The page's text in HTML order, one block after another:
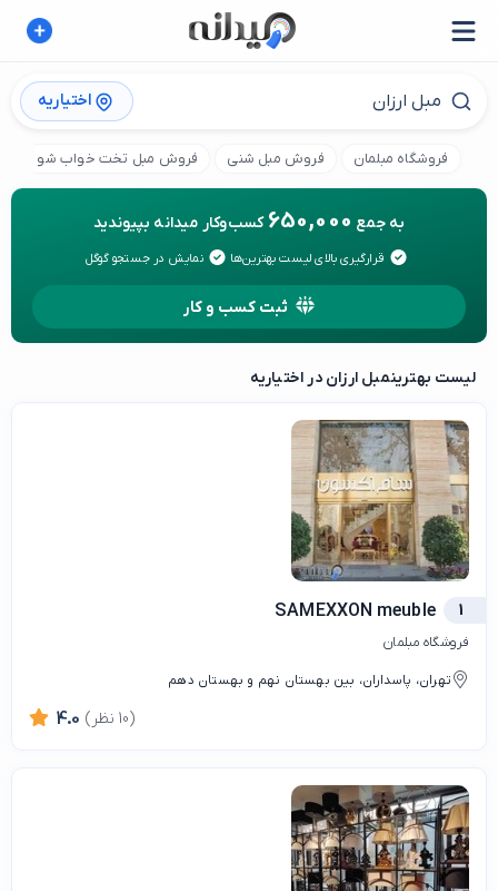
اختیاریه
فروشگاه مبلمان فروش مبل شنی فروش مبل تخت خواب شو
به جمع 650,000 کسب‌وکار میدانه بپیوندید
قرارگیری بالای لیست بهترین‌ها نمایش در جستجو گوگل
ثبت کسب و کار
لیست بهترینمبل ارزان در اختیاریه
1
SAMEXXON meuble
فروشگاه مبلمان
تهران، پاسداران، بین بهستان نهم و بهستان دهم
4.0 (10 نظر)